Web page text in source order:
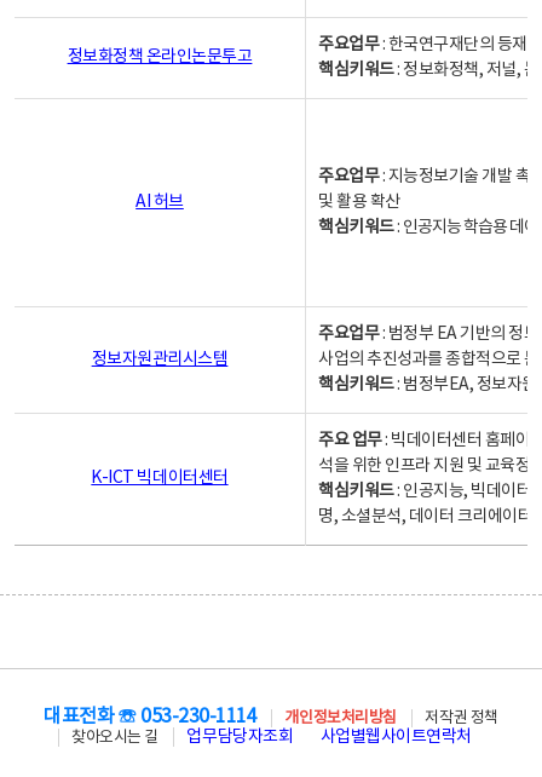
정보화정책 온라인논문투고
주요업무: 한국연구재단의 등재
핵심키워드: 정보화정책, 저널,
AI 허브
주요업무: 지능정보기술 개발 촉
및 활용 확산
핵심키워드: 인공지능 학습용 데
정보자원관리시스템
주요업무: 범정부 EA 기반의 정
사업의 추진성과를 종합적으로
핵심키워드: 범정부EA, 정보자
K-ICT 빅데이터센터
주요 업무: 빅데이터센터 홈페이
석을 위한 인프라 지원 및 교육정
핵심키워드: 인공지능, 빅데이터,
명, 소셜분석, 데이터 크리에이터
대표전화 ☏ 053-230-1114 개인정보처리방침
저작권 정책
찾아오시는 길
업무담당자조회 사업별웹사이트연락처